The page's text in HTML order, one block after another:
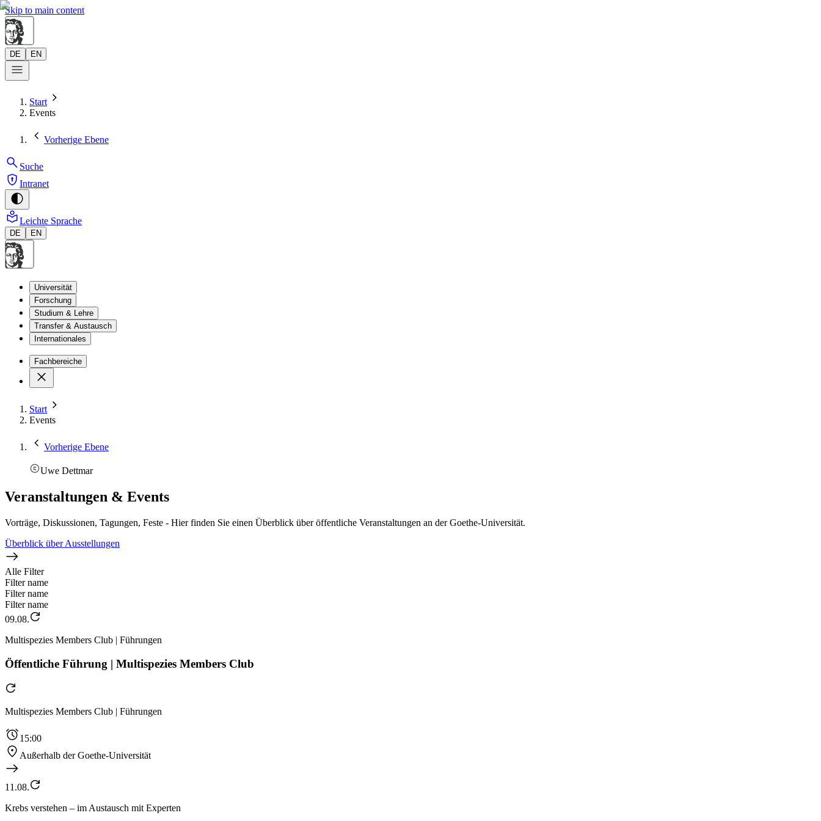
Skip to main content
DE EN
Start
Events
Vorherige Ebene
Suche
Intranet
Leichte Sprache
DE EN
Universität
Forschung
Studium & Lehre
Transfer & Austausch
Internationales
Fachbereiche
Start
Events
Vorherige Ebene
Uwe Dettmar
Veranstaltungen & Events
Vorträge, Diskussionen, Tagungen, Feste - Hier finden Sie einen Überblick über öffentliche Veranstaltungen an der Goethe-Universität.
Überblick über Ausstellungen
Alle Filter
Filter name
Filter name
Filter name
09.08.
Multispezies Members Club | Führungen
Öffentliche Führung | Multispezies Members Club
Multispezies Members Club | Führungen
15:00
Außerhalb der Goethe-Universität
11.08.
Krebs verstehen – im Austausch mit Experten